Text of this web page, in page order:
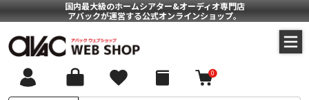
国内最大級のホームシアター&オーディオ専門店
アバックが運営する公式オンラインショップ。
0